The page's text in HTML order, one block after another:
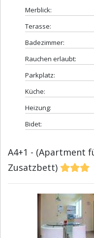
Merblick:
Terasse:
Badezimmer:
Rauchen erlaubt:
Parkplatz:
Küche:
Heizung:
Bidet:
A4+1 - (Apartment
Zusatzbett)